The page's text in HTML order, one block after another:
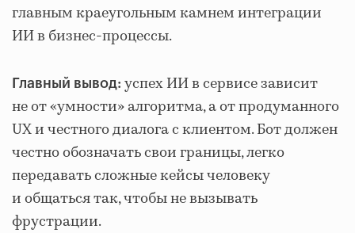
главным краеугольным камнем интеграции
ИИ в бизнес‑процессы.
Главный вывод: успех ИИ в сервисе зависит
не от «умности» алгоритма, а от продуманного
UX и честного диалога с клиентом. Бот должен
честно обозначать свои границы, легко
передавать сложные кейсы человеку
и общаться так, чтобы не вызывать
фрустрации.